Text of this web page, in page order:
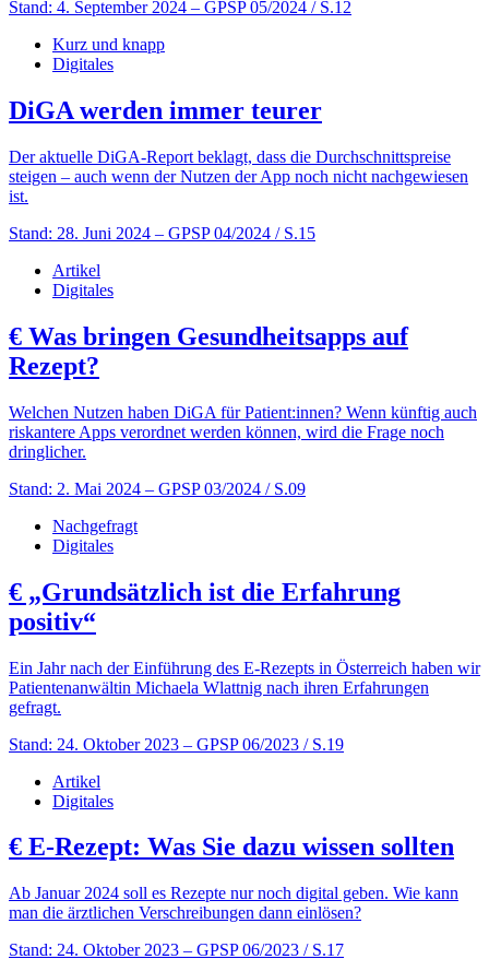
Stand: 4. September 2024 – GPSP 05/2024 / S.12
Kurz und knapp
Digitales
DiGA werden immer teurer
Der aktuelle DiGA-Report beklagt, dass die Durchschnittspreise
steigen – auch wenn der Nutzen der App noch nicht nachgewiesen
ist.
Stand: 28. Juni 2024 – GPSP 04/2024 / S.15
Artikel
Digitales
€ Was bringen Gesundheitsapps auf
Rezept?
Welchen Nutzen haben DiGA für Patient:innen? Wenn künftig auch
riskantere Apps verordnet werden können, wird die Frage noch
dringlicher.
Stand: 2. Mai 2024 – GPSP 03/2024 / S.09
Nachgefragt
Digitales
€ „Grundsätzlich ist die Erfahrung
positiv“
Ein Jahr nach der Einführung des E-Rezepts in Österreich haben wir
Patientenanwältin Michaela Wlattnig nach ihren Erfahrungen
gefragt.
Stand: 24. Oktober 2023 – GPSP 06/2023 / S.19
Artikel
Digitales
€ E-Rezept: Was Sie dazu wissen sollten
Ab Januar 2024 soll es Rezepte nur noch digital geben. Wie kann
man die ärztlichen Verschreibungen dann einlösen?
Stand: 24. Oktober 2023 – GPSP 06/2023 / S.17